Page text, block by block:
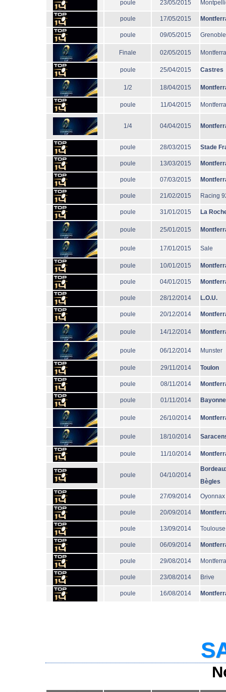
poule 23/05/2015
poule 17/05/2015
poule 09/05/2015 Grenoble
Finale 02/05/2015
poule 25/04/2015 Castres
1/2 18/04/2015
poule 11/04/2015
1/4 04/04/2015
poule 28/03/2015 Stade
poule 13/03/2015
poule 07/03/2015
poule 21/02/2015 Racing
poule 31/01/2015 La
poule 25/01/2015
poule 17/01/2015 Sale
poule 10/01/2015
poule 04/01/2015
poule 28/12/2014 L.O.U.
poule 20/12/2014
poule 14/12/2014
poule 06/12/2014 Munster
poule 29/11/2014 Toulon
poule 08/11/2014
poule 01/11/2014 Bayonne
poule 26/10/2014
poule 18/10/2014
poule 11/10/2014
poule 04/10/2014
Bègles
poule 27/09/2014 Oyonnax
poule 20/09/2014
poule 13/09/2014 Toulouse
poule 06/09/2014
poule 29/08/2014
poule 23/08/2014 Brive
poule 16/08/2014